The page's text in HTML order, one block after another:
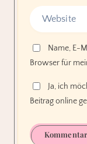
Name, E-
Browser für
Ja, ich
Beitrag online